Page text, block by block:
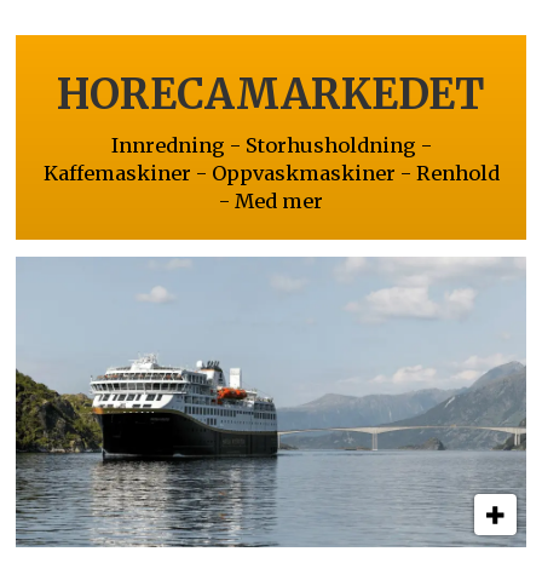
HORECAMARKEDET
Innredning - Storhusholdning -
Kaffemaskiner - Oppvaskmaskiner - Renhold
- Med mer